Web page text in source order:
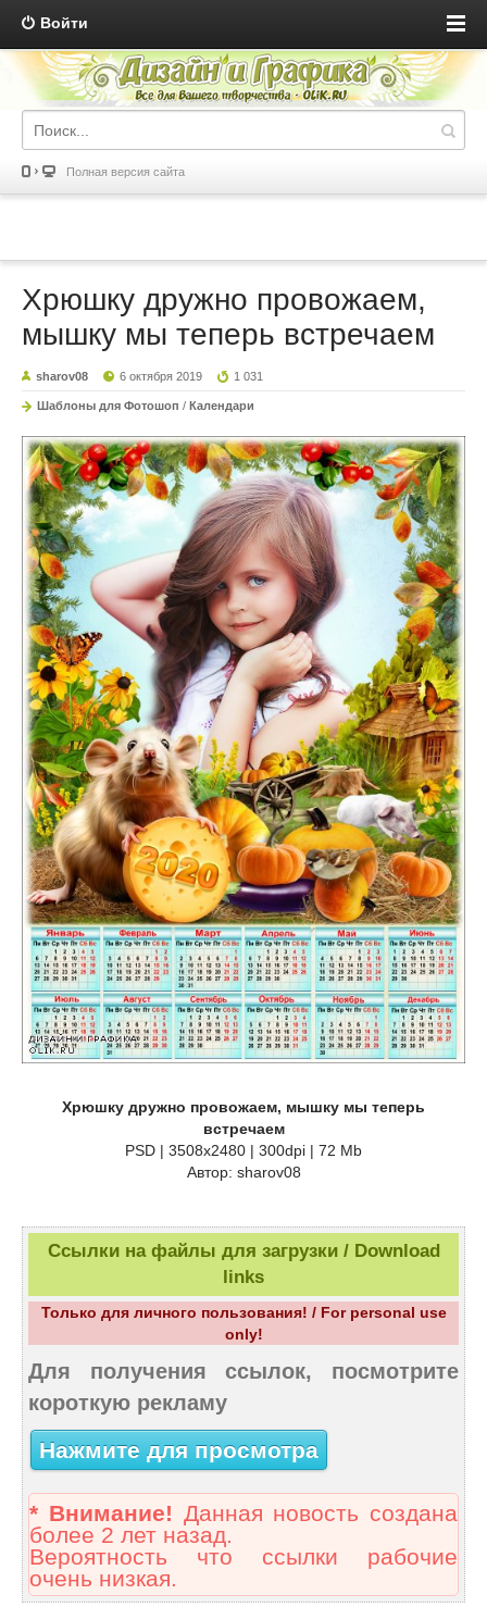
Войти
Полная версия сайта
Хрюшку дружно провожаем,
мышку мы теперь встречаем
sharov08 6 октября 2019 1 031
Шаблоны для Фотошоп / Календари
Хрюшку дружно провожаем, мышку мы теперь
встречаем
PSD | 3508x2480 | 300dpi | 72 Mb
Автор: sharov08
Ссылки на файлы для загрузки / Download
links
Только для личного пользования! / For personal use
only!
Для получения ссылок, посмотрите
короткую рекламу
Нажмите для просмотра
* Внимание! Данная новость создана
более 2 лет назад.
Вероятность что ссылки рабочие
очень низкая.